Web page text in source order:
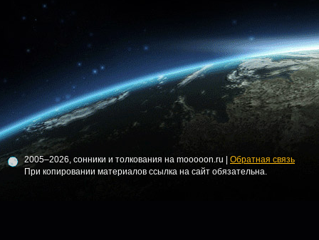
2005–2026, сонники и толкования на mooooon.ru | Обратная связь
При копировании материалов ссылка на сайт обязательна.